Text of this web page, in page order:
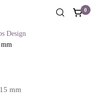
0
Design